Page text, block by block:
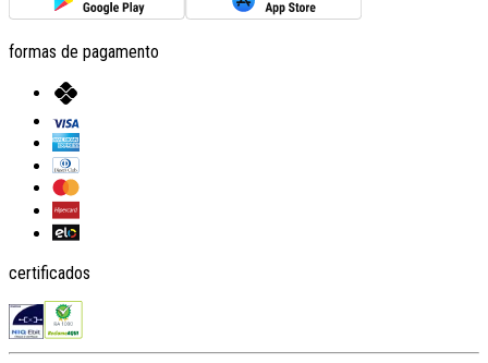
formas de pagamento
certificados